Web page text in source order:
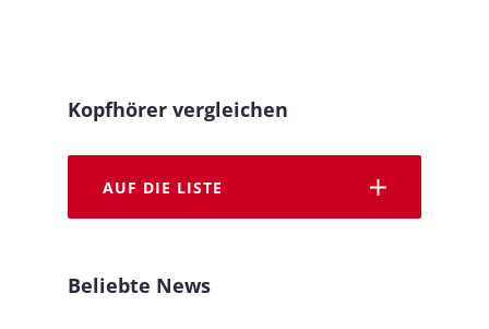
Kopfhörer vergleichen
AUF DIE LISTE
Beliebte News